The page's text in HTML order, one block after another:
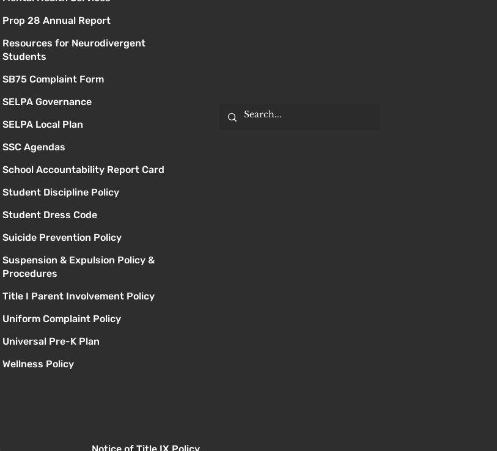
Prop 28 Annual Report
Resources for Neurodivergent
Students
SB75 Complaint Form
SELPA Governance
SELPA Local Plan
SSC Agendas
School Accountability Report Card
Student Discipline Policy
Student Dress Code
Suicide Prevention Policy
Suspension & Expulsion Policy &
Procedures
Title I Parent Involvement Policy
Uniform Complaint Policy
Universal Pre-K Plan
Wellness Policy